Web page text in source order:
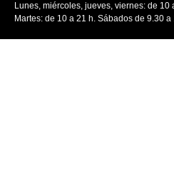
Lunes, miércoles, jueves, viernes: de 10
Martes: de 10 a 21 h. Sábados de 9.30 a